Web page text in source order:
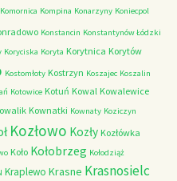
Komornica Kompina Konarzyny Koniecpol
Konstancin Konstantynów Łódzki
Koryciska Koryta Korytnica Korytów
Kostomłoty Kostrzyn Koszajec Koszalin
Kotowice Kotuń Kowal Kowalewice
Kownatki Kownaty Koziczyn
Kozłowo Kozły Kozłówka
Koło Kołobrzeg Kołodziąż
Kraplewo Krasne Krasnosielc